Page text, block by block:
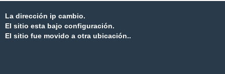
La dirección ip cambio.
El sitio esta bajo configuración.
El sitio fue movido a otra ubicación..